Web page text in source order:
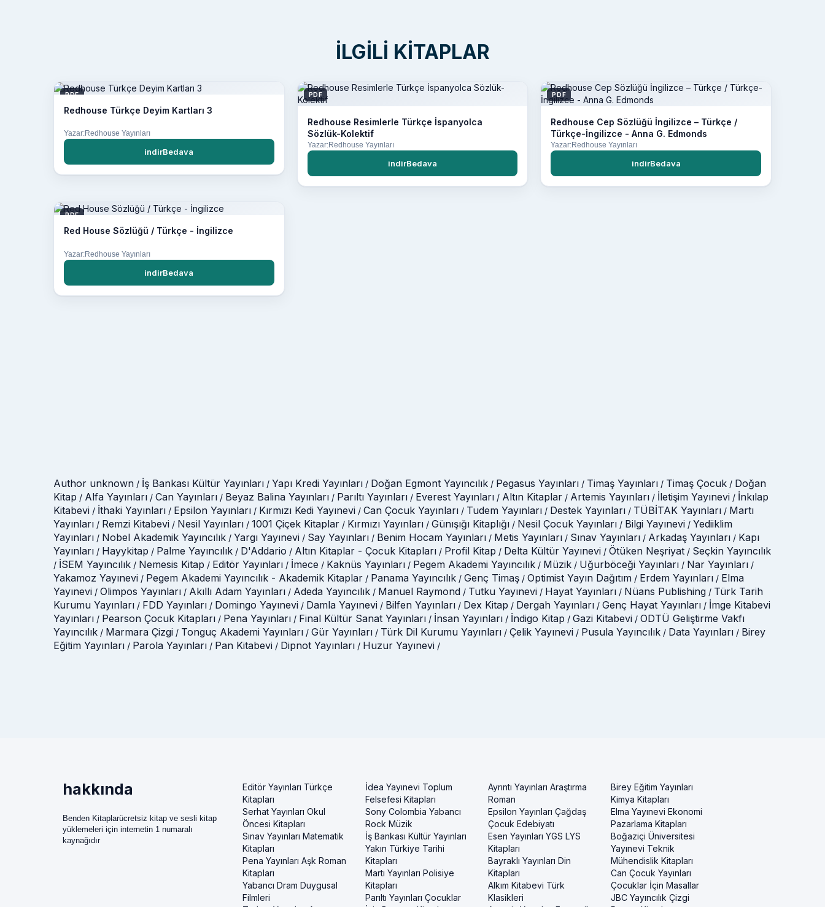
İLGILI KITAPLAR
PDF
Redhouse Türkçe Deyim Kartları 3
Yazar:Redhouse Yayınları
indirBedava
PDF
Redhouse Resimlerle Türkçe İspanyolca
Sözlük-Kolektif
Yazar:Redhouse Yayınları
indirBedava
PDF
Redhouse Cep Sözlüğü İngilizce – Türkçe /
Türkçe-İngilizce - Anna G. Edmonds
Yazar:Redhouse Yayınları
indirBedava
PDF
Red House Sözlüğü / Türkçe - İngilizce
Yazar:Redhouse Yayınları
indirBedava
Author unknown / İş Bankası Kültür Yayınları / Yapı Kredi Yayınları / Doğan Egmont Yayıncılık / Pegasus Yayınları / Timaş Yayınları / Timaş Çocuk / Doğan
Kitap / Alfa Yayınları / Can Yayınları / Beyaz Balina Yayınları / Parıltı Yayınları / Everest Yayınları / Altın Kitaplar / Artemis Yayınları / İletişim Yayınevi / İnkılap
Kitabevi / İthaki Yayınları / Epsilon Yayınları / Kırmızı Kedi Yayınevi / Can Çocuk Yayınları / Tudem Yayınları / Destek Yayınları / TÜBİTAK Yayınları / Martı
Yayınları / Remzi Kitabevi / Nesil Yayınları / 1001 Çiçek Kitaplar / Kırmızı Yayınları / Günışığı Kitaplığı / Nesil Çocuk Yayınları / Bilgi Yayınevi / Yediiklim
Yayınları / Nobel Akademik Yayıncılık / Yargı Yayınevi / Say Yayınları / Benim Hocam Yayınları / Metis Yayınları / Sınav Yayınları / Arkadaş Yayınları / Kapı
Yayınları / Hayykitap / Palme Yayıncılık / D'Addario / Altın Kitaplar - Çocuk Kitapları / Profil Kitap / Delta Kültür Yayınevi / Ötüken Neşriyat / Seçkin Yayıncılık
/ İSEM Yayıncılık / Nemesis Kitap / Editör Yayınları / İmece / Kaknüs Yayınları / Pegem Akademi Yayıncılık / Müzik / Uğurböceği Yayınları / Nar Yayınları /
Yakamoz Yayınevi / Pegem Akademi Yayıncılık - Akademik Kitaplar / Panama Yayıncılık / Genç Timaş / Optimist Yayın Dağıtım / Erdem Yayınları / Elma
Yayınevi / Olimpos Yayınları / Akıllı Adam Yayınları / Adeda Yayıncılık / Manuel Raymond / Tutku Yayınevi / Hayat Yayınları / Nüans Publishing / Türk Tarih
Kurumu Yayınları / FDD Yayınları / Domingo Yayınevi / Damla Yayınevi / Bilfen Yayınları / Dex Kitap / Dergah Yayınları / Genç Hayat Yayınları / İmge Kitabevi
Yayınları / Pearson Çocuk Kitapları / Pena Yayınları / Final Kültür Sanat Yayınları / İnsan Yayınları / İndigo Kitap / Gazi Kitabevi / ODTÜ Geliştirme Vakfı
Yayıncılık / Marmara Çizgi / Tonguç Akademi Yayınları / Gür Yayınları / Türk Dil Kurumu Yayınları / Çelik Yayınevi / Pusula Yayıncılık / Data Yayınları / Birey
Eğitim Yayınları / Parola Yayınları / Pan Kitabevi / Dipnot Yayınları / Huzur Yayınevi /
hakkında
Benden Kitaplarücretsiz kitap ve sesli kitap
yüklemeleri için internetin 1 numaralı
kaynağıdır
Editör Yayınları Türkçe
Kitapları
Serhat Yayınları Okul
Öncesi Kitapları
Sınav Yayınları Matematik
Kitapları
Pena Yayınları Aşk Roman
Kitapları
Yabancı Dram Duygusal
Filmleri
İdea Yayınevi Toplum
Felsefesi Kitapları
Sony Colombia Yabancı
Rock Müzik
İş Bankası Kültür Yayınları
Yakın Türkiye Tarihi
Kitapları
Martı Yayınları Polisiye
Kitapları
Parıltı Yayınları Çocuklar
Ayrıntı Yayınları Araştırma
Roman
Epsilon Yayınları Çağdaş
Çocuk Edebiyatı
Esen Yayınları YGS LYS
Kitapları
Bayraklı Yayınları Din
Kitapları
Alkım Kitabevi Türk
Klasikleri
Birey Eğitim Yayınları
Kimya Kitapları
Elma Yayınevi Ekonomi
Pazarlama Kitapları
Boğaziçi Üniversitesi
Yayınevi Teknik
Mühendislik Kitapları
Can Çocuk Yayınları
Çocuklar İçin Masallar
JBC Yayıncılık Çizgi